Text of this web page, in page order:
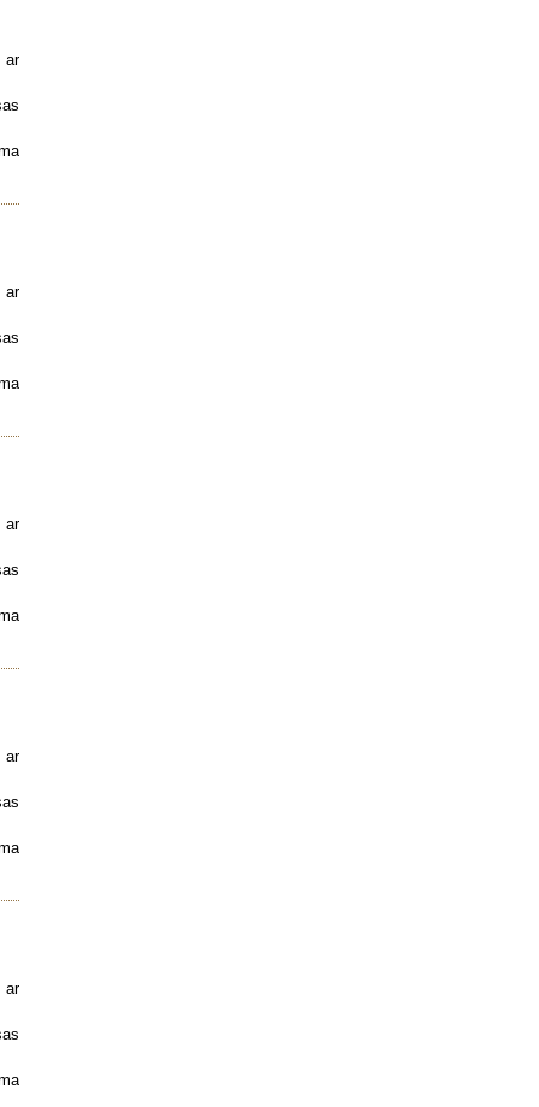
ar
ar
ar
ar
ar